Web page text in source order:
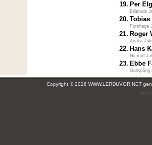
19. Per
Billeruds
20.
Forshaga
21. Roger
Arvika
22. Hans
Nimrod
23. Ebbe
Copyright © 2026 WWW.LERDUVOR.NET